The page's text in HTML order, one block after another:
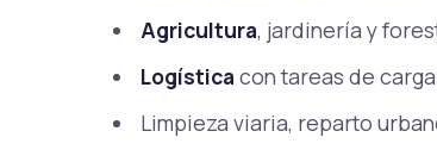
Agricultura, jardinería y
Logística con tareas de
Limpieza viaria, reparto